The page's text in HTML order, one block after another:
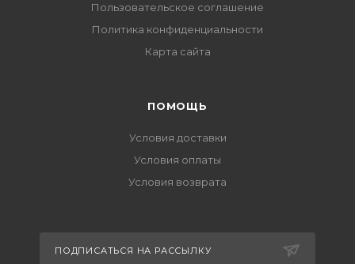
Пользовательское соглашение
Политика конфиденциальности
Карта сайта
ПОМОЩЬ
Условия доставки
Условия оплаты
Условия возврата
ПОДПИСАТЬСЯ НА РАССЫЛКУ